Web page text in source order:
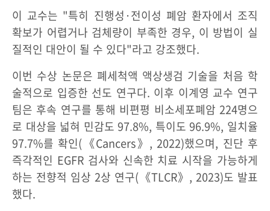
이 교수는 "특히 진행성·전이성 폐암 환자에서 조직
확보가 어렵거나 검체량이 부족한 경우, 이 방법이 실
질적인 대안이 될 수 있다"라고 강조했다.
이번 수상 논문은 폐세척액 액상생검 기술을 처음 학
술적으로 입증한 선도 연구다. 이후 이계영 교수 연구
팀은 후속 연구를 통해 비편평 비소세포폐암 224명으
로 대상을 넓혀 민감도 97.8%, 특이도 96.9%, 일치율
97.7%를 확인(《Cancers》, 2022)했으며, 진단 후
즉각적인 EGFR 검사와 신속한 치료 시작을 가능하게
하는 전향적 임상 2상 연구(《TLCR》, 2023)도 발표
했다.